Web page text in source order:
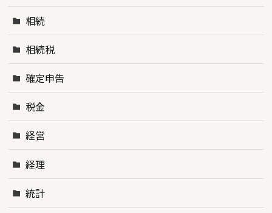
相続
相続税
確定申告
税金
経営
経理
統計